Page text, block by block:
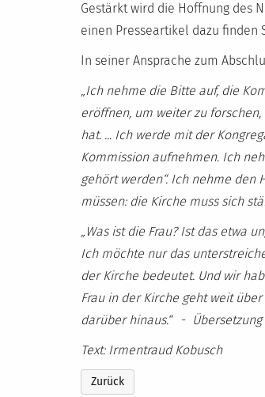
Gestärkt wird die Hoffnung des
einen Presseartikel dazu finden
In seiner Ansprache zum
„Ich nehme die Bitte auf, die
eröffnen, um weiter zu
hat. ... Ich werde mit der
Kommission aufnehmen. Ich
gehört werden“. Ich nehme den
müssen: die Kirche muss sich
„Was ist die Frau? Ist das etwa
Ich möchte nur das
der Kirche bedeutet. Und wir
Frau in der Kirche geht weit
darüber hinaus.“ -
Text: Irmentraud Kobusch
Zurück